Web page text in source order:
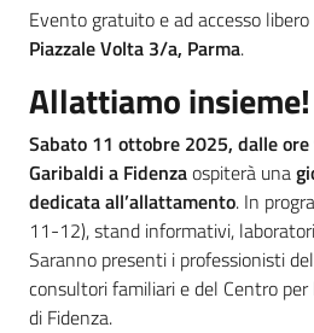
Evento gratuito e ad accesso libero
Piazzale Volta 3/a, Parma.
Allattiamo insieme!
Sabato 11 ottobre 2025, dalle
Garibaldi a Fidenzaospiterà una
dedicata all’allattamento. In
11-12), stand informativi,
Saranno presenti i professionisti
consultori familiari e del Centro
di Fidenza.